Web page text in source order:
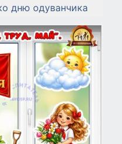
дню одуванчика